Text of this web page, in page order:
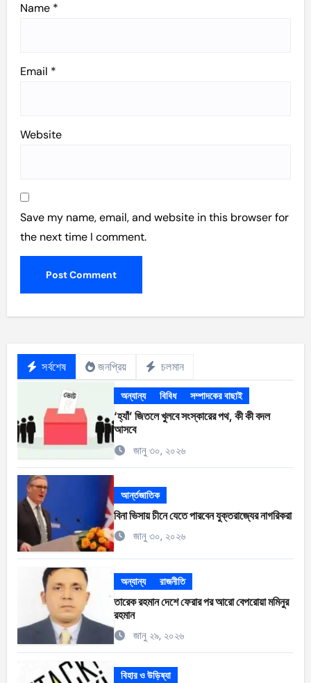
Name *
Email *
Website
Save my name, email, and website in this browser for
the next time I comment.
সর্বশেষ জনপ্রিয় চলমান
অন্যান্য বিবিধ সম্পাদকের বাছাই
‘হ্যাঁ’ জিতলে খুলবে সংস্কারের পথ, কী কী বদল
আসবে
জানু ৩০, ২০২৬
আর্ন্তজাতিক
বিনা ভিসায় চীনে যেতে পারবেন যুক্তরাজ্যের নাগরিকরা
জানু ৩০, ২০২৬
অন্যান্য রাজনীতি
তারেক রহমান দেশে ফেরার পর আরো বেপরোয়া মমিনুর
রহমান
জানু ২৯, ২০২৬
বিহার ও উড়িষ্যা